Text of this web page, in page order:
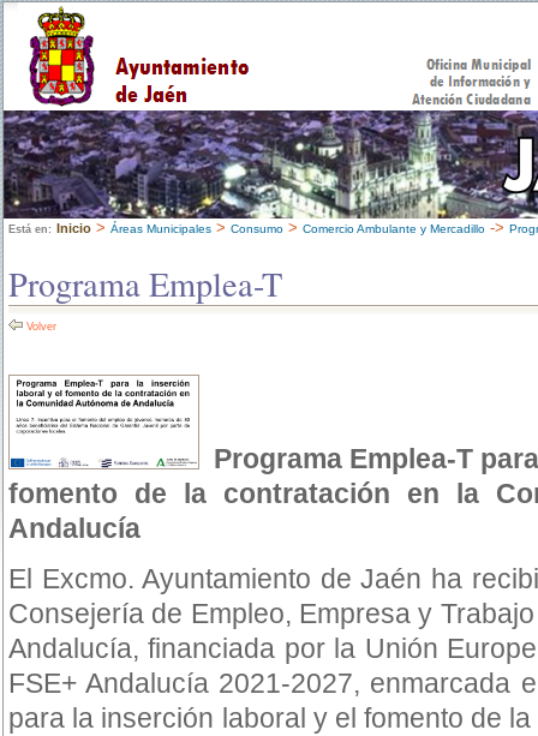
Está en: Inicio > Áreas Municipales > Consumo > Comercio Ambulante y Mercadillo ->
Programa Emplea-T
Volver
Programa Emplea-T
fomento de la contratación en la
Andalucía
El Excmo. Ayuntamiento de Jaén ha
Consejería de Empleo, Empresa y
Andalucía, financiada por la Unión
FSE+ Andalucía 2021-2027, enmarcada
para la inserción laboral y el fomento de